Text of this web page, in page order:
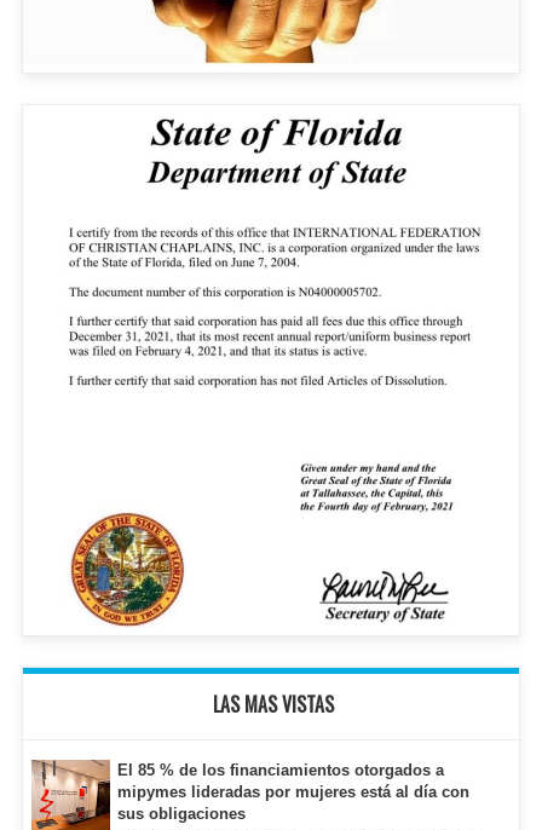
LAS MAS VISTAS
El 85 % de los financiamientos otorgados a
mipymes lideradas por mujeres está al día con
sus obligaciones